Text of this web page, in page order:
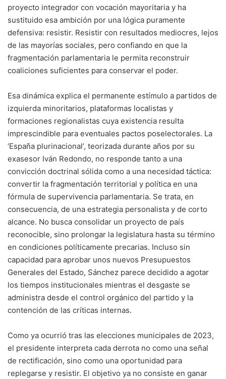
proyecto integrador con vocación mayoritaria y ha
sustituido esa ambición por una lógica puramente
defensiva: resistir. Resistir con resultados mediocres, lejos
de las mayorías sociales, pero confiando en que la
fragmentación parlamentaria le permita reconstruir
coaliciones suficientes para conservar el poder.
Esa dinámica explica el permanente estímulo a partidos de
izquierda minoritarios, plataformas localistas y
formaciones regionalistas cuya existencia resulta
imprescindible para eventuales pactos poselectorales. La
‘España plurinacional’, teorizada durante años por su
exasesor Iván Redondo, no responde tanto a una
convicción doctrinal sólida como a una necesidad táctica:
convertir la fragmentación territorial y política en una
fórmula de supervivencia parlamentaria. Se trata, en
consecuencia, de una estrategia personalista y de corto
alcance. No busca consolidar un proyecto de país
reconocible, sino prolongar la legislatura hasta su término
en condiciones políticamente precarias. Incluso sin
capacidad para aprobar unos nuevos Presupuestos
Generales del Estado, Sánchez parece decidido a agotar
los tiempos institucionales mientras el desgaste se
administra desde el control orgánico del partido y la
contención de las críticas internas.
Como ya ocurrió tras las elecciones municipales de 2023,
el presidente interpreta cada derrota no como una señal
de rectificación, sino como una oportunidad para
replegarse y resistir. El objetivo ya no consiste en ganar